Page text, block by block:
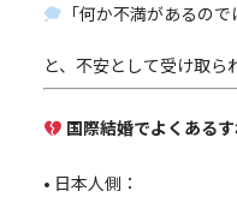
「何か不満があるので
と、不安として受け取ら
国際結婚でよくある
• 日本人側：